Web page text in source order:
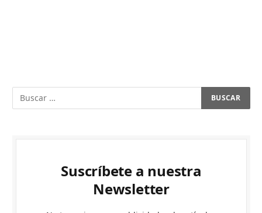
Suscríbete a nuestra
Newsletter